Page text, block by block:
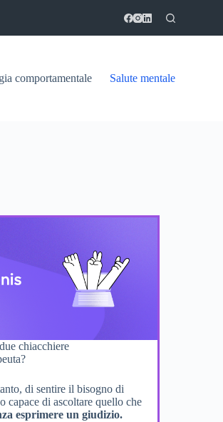
comportamentale Salute mentale
chiacchiere
di sentire il bisogno di
capace di ascoltare quello che
esprimere un giudizio.